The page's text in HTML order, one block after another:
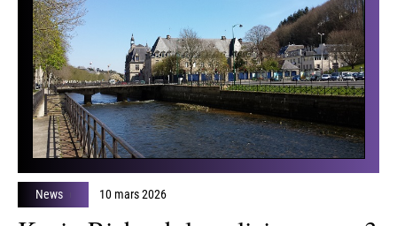
News 10 mars 2026
Une conférence TEDx organisée
à Brest par un étudiant